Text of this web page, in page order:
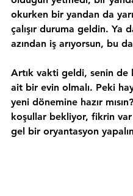
okurken bir yandan da
çalışır duruma geldin. Ya
azından iş arıyorsun, bu
Artık vakti geldi, senin de
ait bir evin olmalı. Peki
yeni dönemine hazır
koşullar bekliyor, fikrin var
gel bir oryantasyon